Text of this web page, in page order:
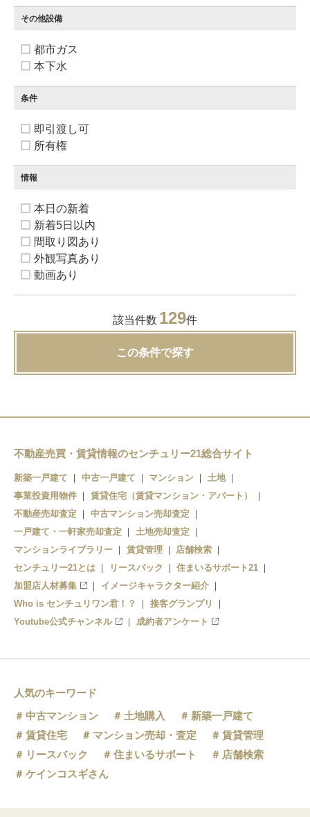
その他設備
都市ガス
本下水
条件
即引渡し可
所有権
情報
本日の新着
新着5日以内
間取り図あり
外観写真あり
動画あり
該当件数 129件
この条件で探す
不動産売買・賃貸情報のセンチュリー21総合サイト
新築一戸建て 中古一戸建て マンション
土地
事業投資用物件
賃貸住宅（賃貸マンション・アパート）
不動産売却査定
中古マンション売却査定
一戸建て・一軒家売却査定
土地売却査定
マンションライブラリー
賃貸管理
店舗検索
センチュリー21とは
リースバック
住まいるサポート21
加盟店人材募集
イメージキャラクター紹介
Who is センチュリワン君！？
接客グランプリ
Youtube公式チャンネル
成約者アンケート
人気のキーワード
中古マンション
土地購入
新築一戸建て
賃貸住宅
マンション売却・査定
賃貸管理
リースバック
住まいるサポート
店舗検索
ケインコスギさん